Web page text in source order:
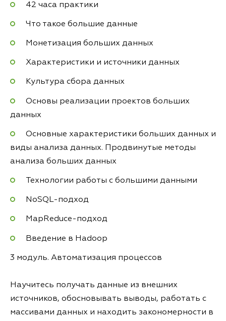
42 часа практики
Что такое большие данные
Монетизация больших данных
Характеристики и источники данных
Культура сбора данных
Основы реализации проектов больших
данных
Основные характеристики больших данных и
виды анализа данных. Продвинутые методы
анализа больших данных
Технологии работы с большими данными
NoSQL-подход
MapReduce-подход
Введение в Hadoop
3 модуль. Автоматизация процессов
Научитесь получать данные из внешних
источников, обосновывать выводы, работать с
массивами данных и находить закономерности в